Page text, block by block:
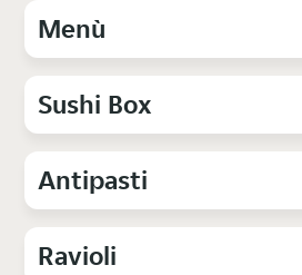
Menù
Sushi Box
Antipasti
Ravioli